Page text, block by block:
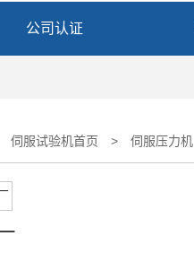
公司认证
伺服试验机首页 > 伺服压力机